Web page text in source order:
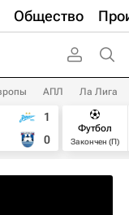
Общество
АПЛ Ла Лига
1
0
Футбол
Закончен (П)